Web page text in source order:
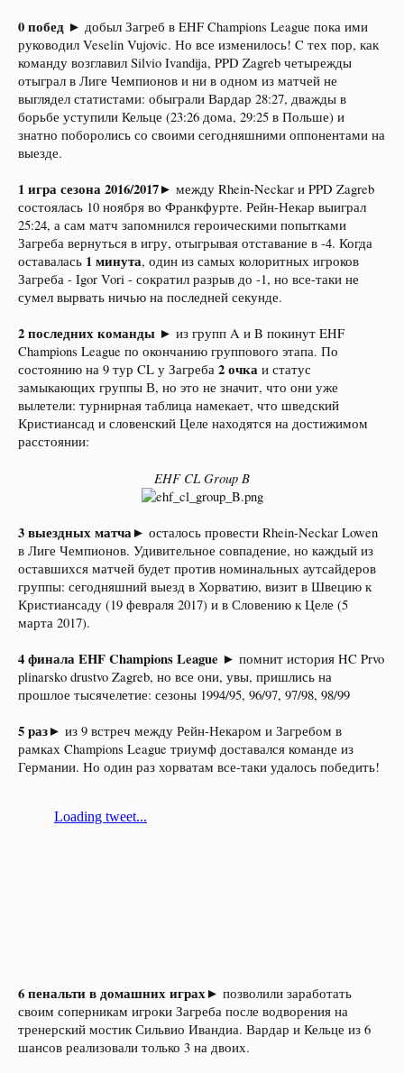
0 побед ► добыл Загреб в EHF Champions League пока ими
руководил Veselin Vujovic. Но все изменилось! C тех пор, как
команду возглавил Silvio Ivandija, PPD Zagreb четырежды
отыграл в Лиге Чемпионов и ни в одном из матчей не
выглядел статистами: обыграли Вардар 28:27, дважды в
борьбе уступили Кельце (23:26 дома, 29:25 в Польше) и
знатно поборолись со своими сегодняшними оппонентами на
выезде.
1игра сезона 2016/2017► между Rhein-Neckar и PPD Zagreb
состоялась 10 ноября во Франкфурте. Рейн-Некар выиграл
25:24, а сам матч запомнился героическими попытками
Загреба вернуться в игру, отыгрывая отставание в -4. Когда
оставалась 1 минута, один из самых колоритных игроков
Загреба - Igor Vori - сократил разрыв до -1, но все-таки не
сумел вырвать ничью на последней секунде.
2 последних команды ► из групп A и B покинут EHF
Champions League по окончанию группового этапа. По
состоянию на 9 тур CL у Загреба 2 очка и статус
замыкающих группы В, но это не значит, что они уже
вылетели: турнирная таблица намекает, что шведский
Кристиансад и словенский Целе находятся на достижимом
расстоянии:
EHF CL Group B
3выездных матча► осталось провести Rhein-Neckar Lowen
в Лиге Чемпионов. Удивительное совпадение, но каждый из
оставшихся матчей будет против номинальных аутсайдеров
группы: сегодняшний выезд в Хорватию, визит в Швецию к
Кристиансаду (19 февраля 2017) и в Словению к Целе (5
марта 2017).
4 финала EHF Champions League ► помнит история HC Prvo
plinarsko drustvo Zagreb, но все они, увы, пришлись на
прошлое тысячелетие: сезоны 1994/95, 96/97, 97/98, 98/99
5раз► из 9 встреч между Рейн-Некаром и Загребом в
рамках Champions League триумф доставался команде из
Германии. Но один раз хорватам все-таки удалось победить!
6 пенальти в домашних играх► позволили заработать
своим соперникам игроки Загреба после водворения на
тренерский мостик Сильвио Ивандиа. Вардар и Кельце из 6
шансов реализовали только 3 на двоих.